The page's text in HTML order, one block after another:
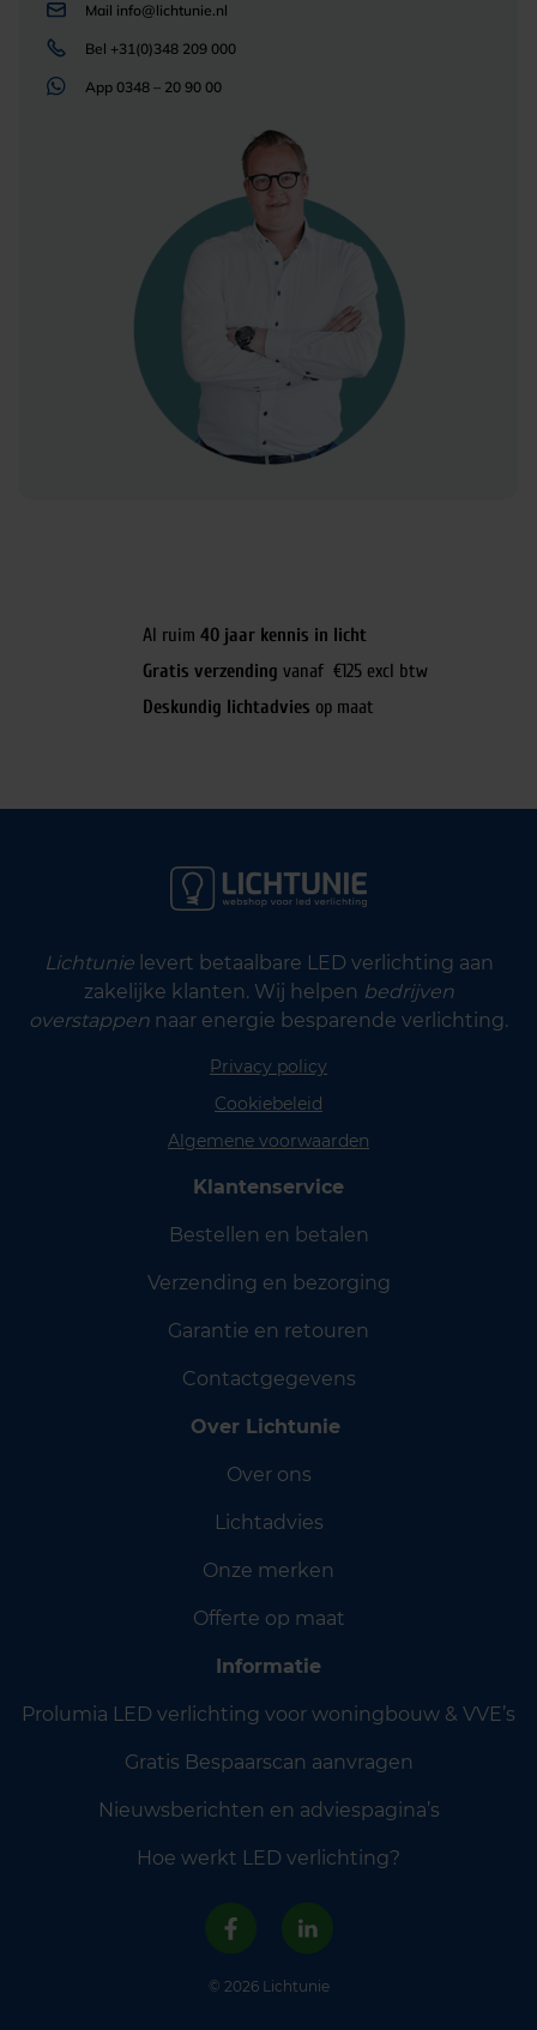
Mail info@lichtunie.nl
Bel +31(0)348 209 000
App 0348 – 20 90 00
Al ruim 40 jaar kennis in licht
Gratis verzending vanaf €125 excl btw
Deskundig lichtadvies op maat
Lichtunielevert betaalbare LED verlichting aan
zakelijke klanten. Wij helpen bedrijven
overstappen naar energie besparende verlichting.
Privacy policy
Cookiebeleid
Algemene voorwaarden
Klantenservice
Bestellen en betalen
Verzending en bezorging
Garantie en retouren
Contactgegevens
Over Lichtunie
Over ons
Lichtadvies
Onze merken
Offerte op maat
Informatie
Prolumia LED verlichting voor woningbouw & VVE’s
Gratis Bespaarscan aanvragen
Nieuwsberichten en adviespagina’s
Hoe werkt LED verlichting?
© 2026 Lichtunie